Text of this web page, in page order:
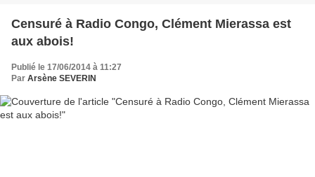
Censuré à Radio Congo, Clément Mierassa est
aux abois!
Publié le 17/06/2014 à 11:27
Par Arsène SEVERIN